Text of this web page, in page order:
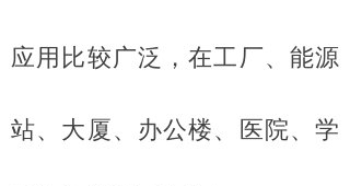
应用比较广泛，在工厂、能源
站、大厦、办公楼、医院、学